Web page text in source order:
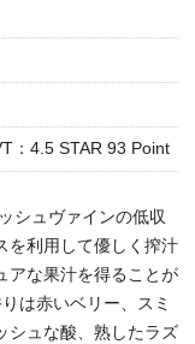
：4.5 STAR 93 Point
シュヴァインの低収
を利用して優しく搾汁
アな果汁を得ることが
は赤いベリー、スミ
シュな酸、熟したラズ